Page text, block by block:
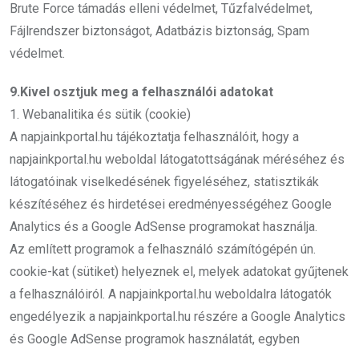
Brute Force támadás elleni védelmet, Tűzfalvédelmet,
Fájlrendszer biztonságot, Adatbázis biztonság, Spam
védelmet.
9.Kivel osztjuk meg a felhasználói adatokat
1. Webanalitika és sütik (cookie)
A napjainkportal.hu tájékoztatja felhasználóit, hogy a
napjainkportal.hu weboldal látogatottságának méréséhez és
látogatóinak viselkedésének figyeléséhez, statisztikák
készítéséhez és hirdetései eredményességéhez Google
Analytics és a Google AdSense programokat használja.
Az említett programok a felhasználó számítógépén ún.
cookie-kat (sütiket) helyeznek el, melyek adatokat gyűjtenek
a felhasználóiról. A napjainkportal.hu weboldalra látogatók
engedélyezik a napjainkportal.hu részére a Google Analytics
és Google AdSense programok használatát, egyben